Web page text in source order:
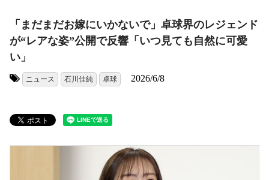
「まだまだお嫁にいかないで」卓球界のレジェンド
が“レアな姿”公開で反響「いつ見ても自然に可愛
い」
ニュース 石川佳純 卓球 2026/6/8